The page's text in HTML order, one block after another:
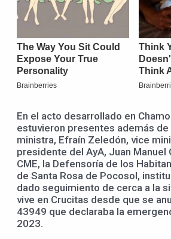
En el acto desarrollado en
estuvieron presentes además de
ministra, Efraín Zeledón, vice
presidente del AyA, Juan Manuel
CME, la Defensoría de los
de Santa Rosa de Pocosol,
dado seguimiento de cerca a la
vive en Crucitas desde que se
43949 que declaraba la
2023.